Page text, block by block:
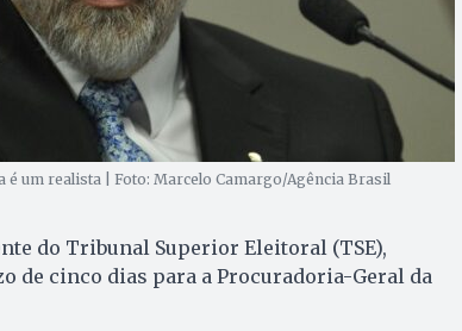
é um realista | Foto: Marcelo Camargo/Agência Brasil
do Tribunal Superior Eleitoral (TSE),
de cinco dias para a Procuradoria-Geral da